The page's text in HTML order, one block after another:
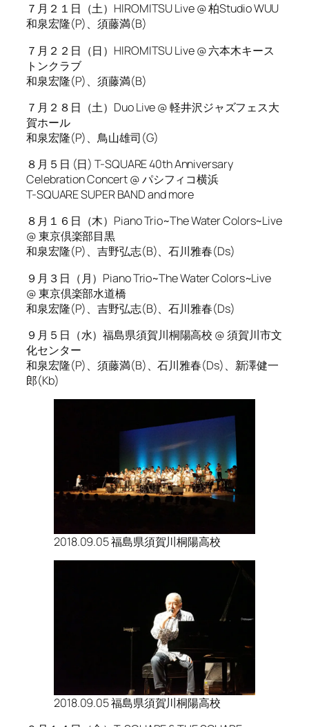
７月２１日（土）HIROMITSU Live @ 柏Studio WUU
和泉宏隆(P)、須藤満(B)
７月２２日（日）HIROMITSU Live @ 六本木キース
トンクラブ
和泉宏隆(P)、須藤満(B)
７月２８日（土）Duo Live @ 軽井沢ジャズフェス大
賀ホール
和泉宏隆(P)、鳥山雄司(G)
８月５日 (日) T-SQUARE 40th Anniversary
Celebration Concert @ パシフィコ横浜
T-SQUARE SUPER BAND and more
８月１６日（木）Piano Trio~The Water Colors~Live
@ 東京倶楽部目黒
和泉宏隆(P)、吉野弘志(B)、石川雅春(Ds)
９月３日（月）Piano Trio~The Water Colors~Live
@ 東京倶楽部水道橋
和泉宏隆(P)、吉野弘志(B)、石川雅春(Ds)
９月５日（水）福島県須賀川桐陽高校 @ 須賀川市文
化センター
和泉宏隆(P)、須藤満(B)、石川雅春(Ds)、新澤健一
郎(Kb)
2018.09.05 福島県須賀川桐陽高校
2018.09.05 福島県須賀川桐陽高校